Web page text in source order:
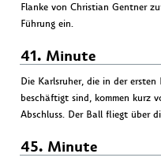
Flanke von Christian Gentner
Führung ein.
41. Minute
Die Karlsruher, die in der
beschäftigt sind, kommen kurz
Abschluss. Der Ball fliegt über
45. Minute